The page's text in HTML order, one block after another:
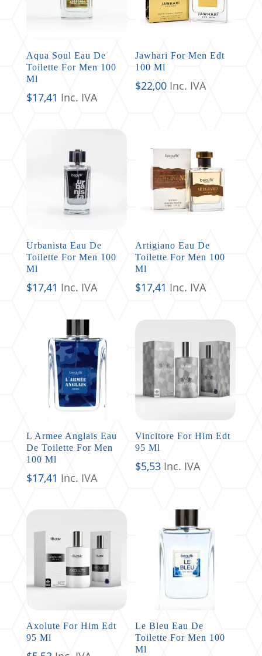
Aqua Soul Eau De
Toilette For Men 100
Ml
$17,41 Inc. IVA
Jawhari For Men Edt
100 Ml
$22,00 Inc. IVA
Urbanista Eau De
Toilette For Men 100
Ml
$17,41 Inc. IVA
Artigiano Eau De
Toilette For Men 100
Ml
$17,41 Inc. IVA
L Armee Anglais Eau
De Toilette For Men
100 Ml
$17,41 Inc. IVA
Vincitore For Him Edt
95 Ml
$5,53 Inc. IVA
Axolute For Him Edt
95 Ml
Le Bleu Eau De
Toilette For Men 100
Ml